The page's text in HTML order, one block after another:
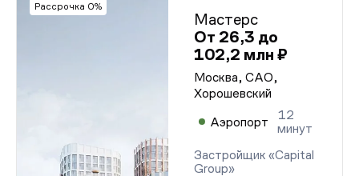
Рассрочка 0%
Мастерс
От 26,3 до
102,2 млн ₽
Москва, САО,
Хорошевский
Аэропорт
12
минут
Застройщик «Capital
Group»